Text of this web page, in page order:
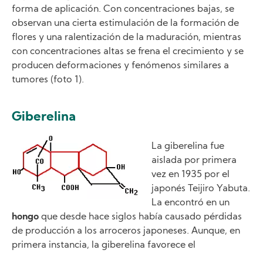
forma de aplicación. Con concentraciones bajas, se
observan una cierta estimulación de la formación de
flores y una ralentización de la maduración, mientras
con concentraciones altas se frena el crecimiento y se
producen deformaciones y fenómenos similares a
tumores (foto 1).
Giberelina
La giberelina fue
aislada por primera
vez en 1935 por el
japonés Teijiro Yabuta.
La encontró en un
hongo que desde hace siglos había causado pérdidas
de producción a los arroceros japoneses. Aunque, en
primera instancia, la giberelina favorece el